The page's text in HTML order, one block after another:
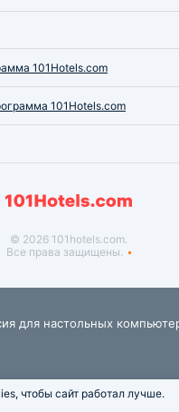
101Hotels.com
101Hotels.com
© 2026 101hotels.com.
Все права защищены.
для настольных
чтобы сайт работал лучше.